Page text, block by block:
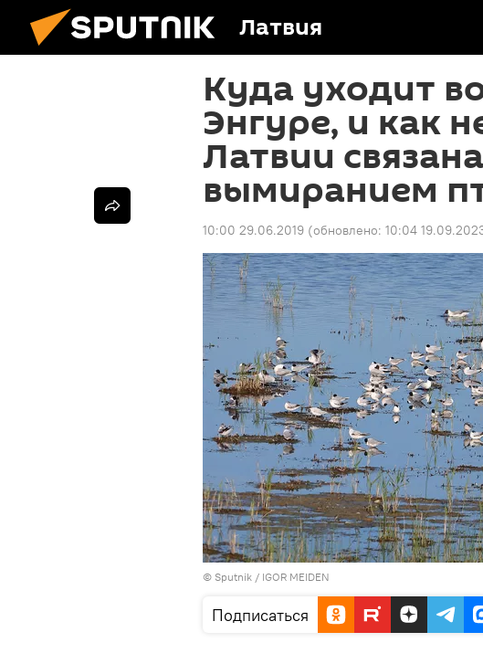
Латвия
Куда уходит
Энгуре, и как
Латвии
вымиранием
10:00 29.06.2019 (обновлено: 10:04
© Sputnik / IGOR MEIDEN
Подписаться